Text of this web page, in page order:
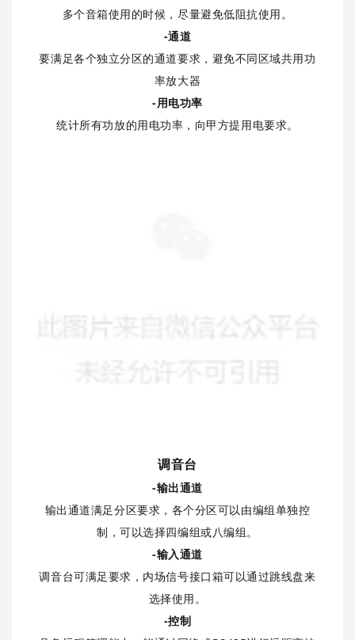
多个音箱使用的时候，尽量避免低阻抗使用。
-通道
要满足各个独立分区的通道要求，避免不同区域共用功
率放大器
-用电功率
统计所有功放的用电功率，向甲方提用电要求。
调音台
-输出通道
输出通道满足分区要求，各个分区可以由编组单独控
制，可以选择四编组或八编组。
-输入通道
调音台可满足要求，内场信号接口箱可以通过跳线盘来
选择使用。
-控制